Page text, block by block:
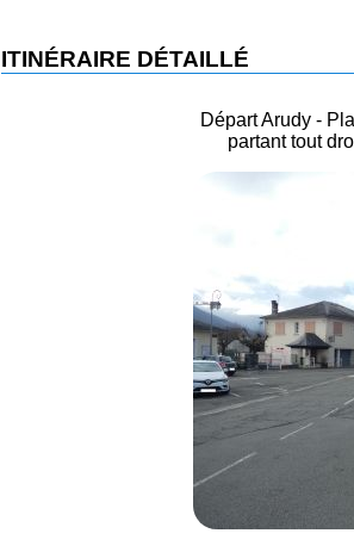
ITINÉRAIRE DÉTAILLÉ
Départ Arudy -
partant tout